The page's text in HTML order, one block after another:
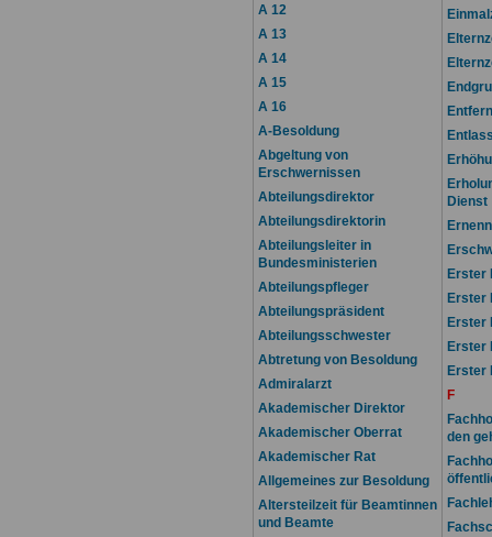
A 12
A 13
A 14
A 15
A 16
A-Besoldung
Abgeltung von
Erschwernissen
Abteilungsdirektor
Abteilungsdirektorin
Abteilungsleiter in
Bundesministerien
Abteilungspfleger
Abteilungspräsident
Abteilungsschwester
Abtretung von Besoldung
Admiralarzt
Akademischer Direktor
Akademischer Oberrat
Akademischer Rat
Allgemeines zur Besoldung
Altersteilzeit für Beamtinnen
und Beamte
Dienst
Erster
Erster
Erster
Erster
Erster
F
den